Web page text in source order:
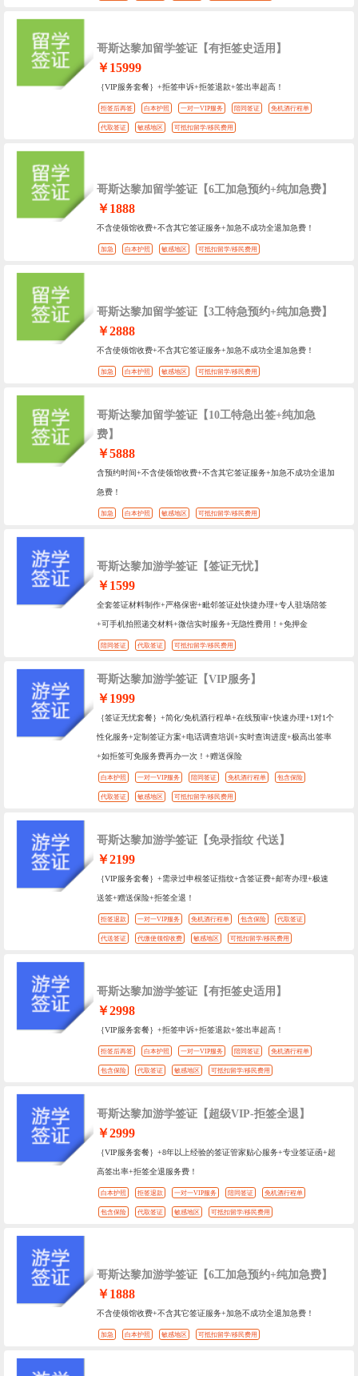
哥斯达黎加留学签证【有拒签史适用】
￥15999
｛VIP服务套餐｝+拒签申诉+拒签退款+签出率超高！
拒签后再签 白本护照 一对一VIP服务 陪同签证 免机酒行程单
代取签证 敏感地区 可抵扣留学/移民费用
哥斯达黎加留学签证【6工加急预约+纯加急费】
￥1888
不含使领馆收费+不含其它签证服务+加急不成功全退加急费！
加急 白本护照 敏感地区 可抵扣留学/移民费用
哥斯达黎加留学签证【3工特急预约+纯加急费】
￥2888
不含使领馆收费+不含其它签证服务+加急不成功全退加急费！
加急 白本护照 敏感地区 可抵扣留学/移民费用
哥斯达黎加留学签证【10工特急出签+纯加急
费】
￥5888
含预约时间+不含使领馆收费+不含其它签证服务+加急不成功全退加
急费！
加急 白本护照 敏感地区 可抵扣留学/移民费用
哥斯达黎加游学签证【签证无忧】
￥1599
全套签证材料制作+严格保密+毗邻签证处快捷办理+专人驻场陪签
+可手机拍照递交材料+微信实时服务+无隐性费用！+免押金
陪同签证 代取签证 可抵扣留学/移民费用
哥斯达黎加游学签证【VIP服务】
￥1999
｛签证无忧套餐｝+简化/免机酒行程单+在线预审+快速办理+1对1个
性化服务+定制签证方案+电话调查培训+实时查询进度+极高出签率
+如拒签可免服务费再办一次！+赠送保险
白本护照 一对一VIP服务 陪同签证 免机酒行程单 包含保险
代取签证 敏感地区 可抵扣留学/移民费用
哥斯达黎加游学签证【免录指纹 代送】
￥2199
｛VIP服务套餐｝+需录过申根签证指纹+含签证费+邮寄办理+极速
送签+赠送保险+拒签全退！
拒签退款 一对一VIP服务 免机酒行程单 包含保险 代取签证
代送签证 代缴使领馆收费 敏感地区 可抵扣留学/移民费用
哥斯达黎加游学签证【有拒签史适用】
￥2998
｛VIP服务套餐｝+拒签申诉+拒签退款+签出率超高！
拒签后再签 白本护照 一对一VIP服务 陪同签证 免机酒行程单
包含保险 代取签证 敏感地区 可抵扣留学/移民费用
哥斯达黎加游学签证【超级VIP-拒签全退】
￥2999
｛VIP服务套餐｝+8年以上经验的签证管家贴心服务+专业签证函+超
高签出率+拒签全退服务费！
白本护照 拒签退款 一对一VIP服务 陪同签证 免机酒行程单
包含保险 代取签证 敏感地区 可抵扣留学/移民费用
哥斯达黎加游学签证【6工加急预约+纯加急费】
￥1888
不含使领馆收费+不含其它签证服务+加急不成功全退加急费！
加急 白本护照 敏感地区 可抵扣留学/移民费用